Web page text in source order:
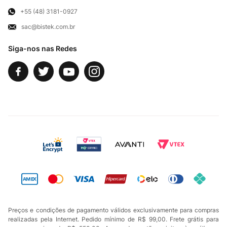
Siga-nos nas Redes
Exercício de Direito
Fale Conosco
+55 (48) 3181-0927
sac@bistek.com.br
Preços e condições de pagamento válidos exclusivamente para compras
realizadas pela Internet. Pedido mínimo de R$ 99,00. Frete grátis para